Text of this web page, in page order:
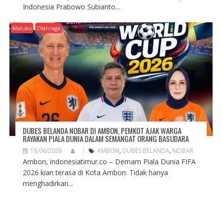
Indonesia Prabowo Subianto...
Maluku Olahraga
DUBES BELANDA NOBAR DI AMBON, PEMKOT AJAK WARGA
RAYAKAN PIALA DUNIA DALAM SEMANGAT ORANG BASUDARA
18/06/2026 AMBON, DUBES BELANDA, NOBAR
Ambon, indonesiatimur.co – Demam Piala Dunia FIFA
2026 kian terasa di Kota Ambon. Tidak hanya
menghadirkan...